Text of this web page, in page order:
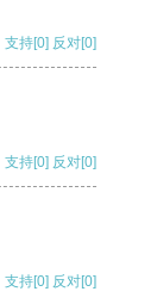
支持[0] 反对[0]
支持[0] 反对[0]
支持[0] 反对[0]